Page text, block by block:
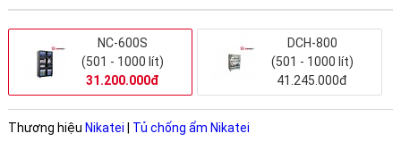
NC-600S
(501 - 1000 lít)
31.200.000đ
DCH-800
(501 - 1000 lít)
41.245.000đ
Thương hiệu Nikatei
Tủ chống ẩm Nikatei